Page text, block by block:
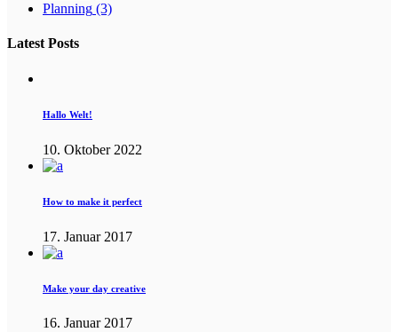
Planning (3)
Latest Posts
Hallo Welt!
10. Oktober 2022
How to make it perfect
17. Januar 2017
Make your day creative
16. Januar 2017